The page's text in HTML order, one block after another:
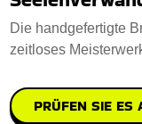
Die handgefertigte
zeitloses
PRÜFEN SIE ES